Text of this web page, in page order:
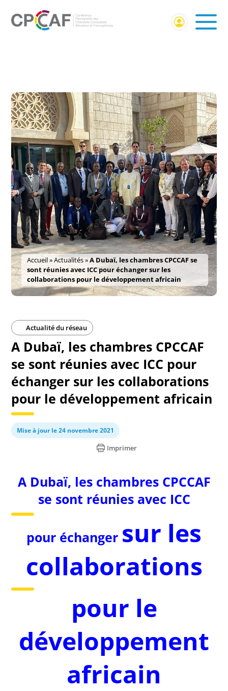
Accueil»Actualités»A Dubaï, les chambres CPCCAF se
sont réunies avec ICC pour échanger sur les
collaborations pour le développement africain
Actualité du réseau
A Dubaï, les chambres CPCCAF
se sont réunies avec ICC pour
échanger sur les collaborations
pour le développement africain
Mise à jour le 24 novembre 2021
Imprimer
A Dubaï, les chambres CPCCAF
se sont réunies avec ICC
pour échanger sur les
collaborations
pour le
développement
africain